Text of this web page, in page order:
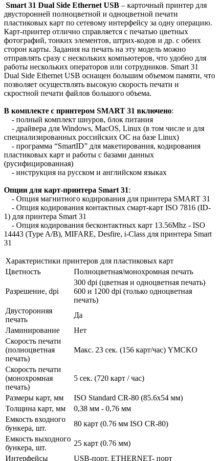
Smart 31 Dual Side Ethernet USB – карточный принтер для
двусторонней полноцветной и одноцветной печати
пластиковых карт по сетевому интерфейсу за одну операцию.
Карт-принтер отлично справляется с печатью цветных
фотографий, тонких элементов, штрих-кодов и др. с обеих
сторон карты. Задания на печать на эту модель можно
отправлять сразу с нескольких компьютеров, что удобно для
работы нескольких операторов или сотрудников. Smart 31
Dual Side Ethernet USB оснащен большим объемом памяти, что
позволяет осуществлять высокую скорость печати и
скростной печати файлов большого объема.
В комплекте с принтером SMART 31 включено:
- полный комплект шнуров, блок питания
- драйвера для Windows, MacOS, Linux (в том числе и для
специализированных российских ОС на базе Linux)
- программа “SmartID” для макетирования, кодирования
пластиковых карт и работы с базами данных
(русифицированная)
- инструкция на русском и английском языках
Опции для карт-принтера Smart 31:
- Опция магнитного кодирования для принтера SMART 31
- Опция кодирования контактных смарт-карт ISO 7816 (ID-
1) для принтера Smart 31
- Опция кодирования бесконтактных карт 13.56Mhz - ISO
14443 (Type A/B), MIFARE, Desfire, i-Class для принтера Smart
31
Характеристики принтеров для пластиковых карт
Цветность
Полноцветная/монохромная печать
Разрешение, dpi
300 dpi (цветная и одноцветная печать)
600 и 1200 dpi (только одноцветная
печать)
Двусторонняя
печать
Да
Ламинирование
Нет
Скорость печати
(полноцветная
печать)
Макс. 23 сек. (156 карт/час) YMCKO
Скорость печати
(монохромная
печать)
5 сек. (720 карт / час)
Размеры карт, мм
ISO Standard CR-80 (85.6x54 мм)
Толщина карт, мм
0,38 мм - 0,76 мм
Емкость входного
бункера, шт.
80 карт (0.76 мм ISO CR-80)
Емкость выходного
бункера, шт.
25 карт (0.76 мм)
Интерфейсы
USB-порт, ETHERNET- порт